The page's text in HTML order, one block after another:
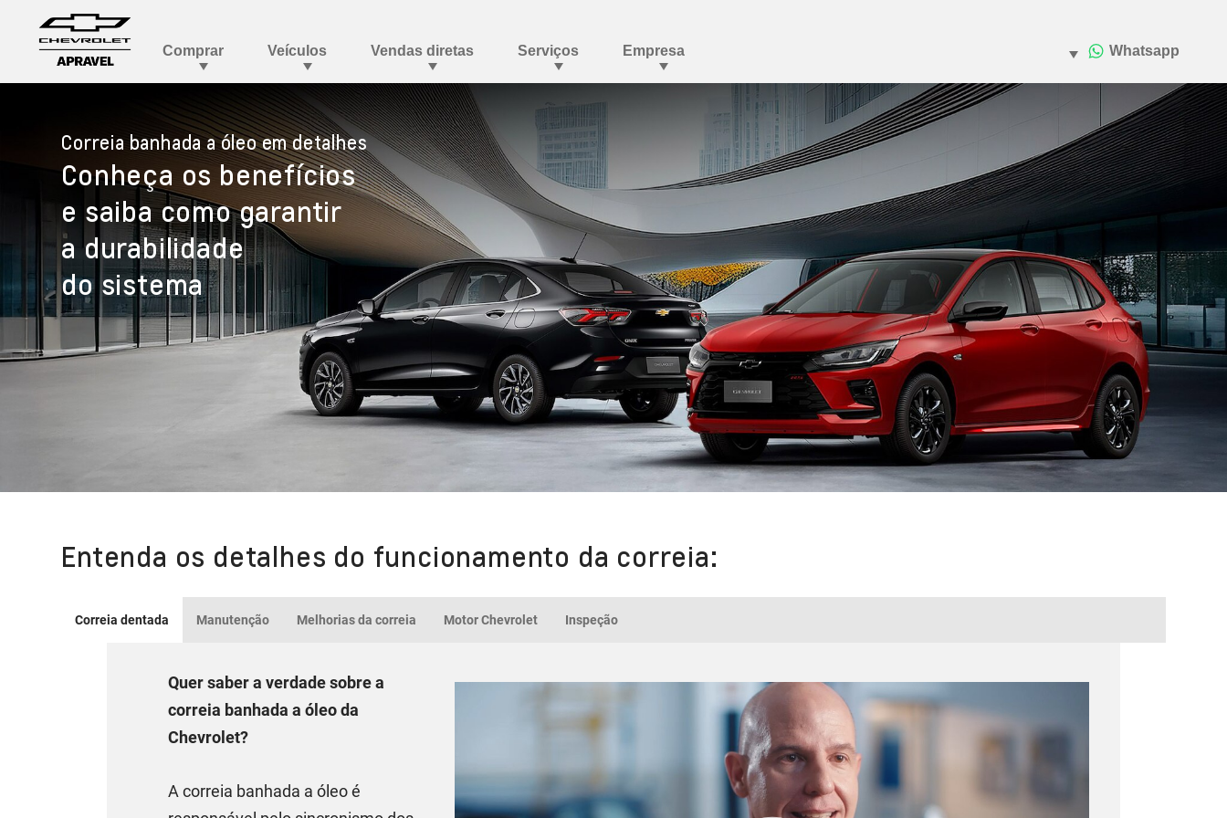
Correia banhada a óleo em detalhes
Conheça os benefícios
e saiba como garantir
a durabilidade
do sistema
Entenda os detalhes do funcionamento da correia:
Correia dentada Manutenção Melhorias da correia Motor Chevrolet Inspeção
Quer saber a verdade sobre a
correia banhada a óleo da
Chevrolet?
A correia banhada a óleo é